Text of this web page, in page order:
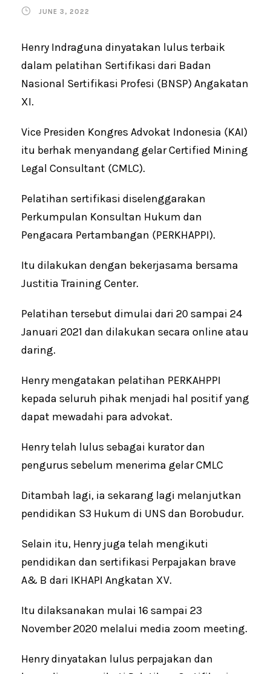
JUNE 3, 2022
Henry Indraguna dinyatakan lulus terbaik
dalam pelatihan Sertifikasi dari Badan
Nasional Sertifikasi Profesi (BNSP) Angakatan
XI.
Vice Presiden Kongres Advokat Indonesia (KAI)
itu berhak menyandang gelar Certified Mining
Legal Consultant (CMLC).
Pelatihan sertifikasi diselenggarakan
Perkumpulan Konsultan Hukum dan
Pengacara Pertambangan (PERKHAPPI).
Itu dilakukan dengan bekerjasama bersama
Justitia Training Center.
Pelatihan tersebut dimulai dari 20 sampai 24
Januari 2021 dan dilakukan secara online atau
daring.
Henry mengatakan pelatihan PERKAHPPI
kepada seluruh pihak menjadi hal positif yang
dapat mewadahi para advokat.
Henry telah lulus sebagai kurator dan
pengurus sebelum menerima gelar CMLC
Ditambah lagi, ia sekarang lagi melanjutkan
pendidikan S3 Hukum di UNS dan Borobudur.
Selain itu, Henry juga telah mengikuti
pendidikan dan sertifikasi Perpajakan brave
A& B dari IKHAPI Angkatan XV.
Itu dilaksanakan mulai 16 sampai 23
November 2020 melalui media zoom meeting.
Henry dinyatakan lulus perpajakan dan